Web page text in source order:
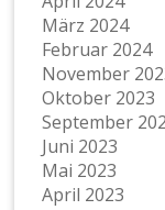
März 2024
Februar 2024
November
Oktober 2023
September
Juni 2023
Mai 2023
April 2023